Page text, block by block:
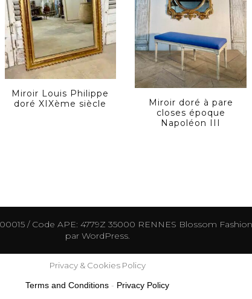
Miroir Louis Philippe
doré XIXème siècle
Miroir doré à pare
closes époque
Napoléon III
/ Code APE: 4779Z 35000 RENNES Blossom
par WordPress.
Privacy & Cookies Policy
Terms and Conditions - Privacy Policy